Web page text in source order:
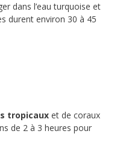
dans l’eau turquoise et
durent environ 30 à 45
tropicaux et de coraux
de 2 à 3 heures pour